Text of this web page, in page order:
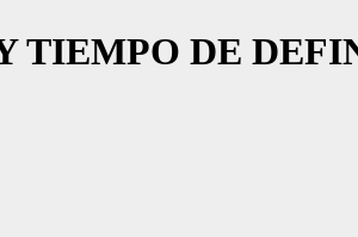
TIEMPO DE